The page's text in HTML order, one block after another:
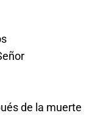
de la muerte